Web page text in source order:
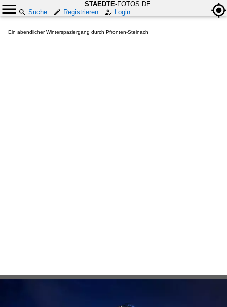
STAEDTE-FOTOS.DE
Suche
Registrieren Login
Ein abendlicher Winterspaziergang durch Pfronten-Steinach